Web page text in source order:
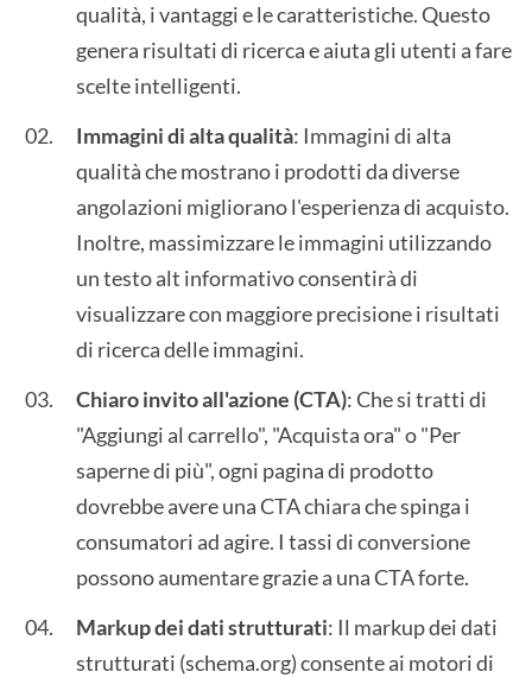
qualità, i vantaggi e le caratteristiche. Questo
genera risultati di ricerca e aiuta gli utenti a fare
scelte intelligenti.
Immagini di alta qualità: Immagini di alta
qualità che mostrano i prodotti da diverse
angolazioni migliorano l'esperienza di acquisto.
Inoltre, massimizzare le immagini utilizzando
un testo alt informativo consentirà di
visualizzare con maggiore precisione i risultati
di ricerca delle immagini.
Chiaro invito all'azione (CTA): Che si tratti di
"Aggiungi al carrello", "Acquista ora" o "Per
saperne di più", ogni pagina di prodotto
dovrebbe avere una CTA chiara che spinga i
consumatori ad agire. I tassi di conversione
possono aumentare grazie a una CTA forte.
Markup dei dati strutturati: Il markup dei dati
strutturati (schema.org) consente ai motori di